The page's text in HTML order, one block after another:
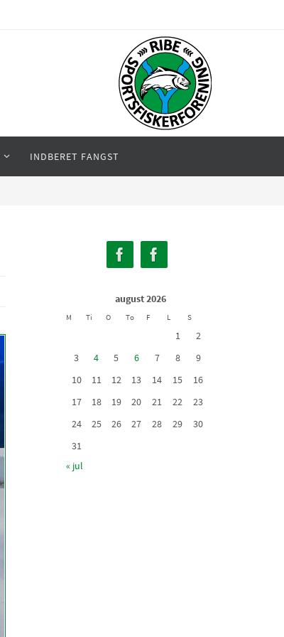
INDBERET FANGST
august 2026
M Ti O To F L S
1
2
3
4 5 6 7 8
9
10
11 12 13 14 15
16
17
18 19 20 21 22
23
24
25 26 27 28 29
30
31
« jul